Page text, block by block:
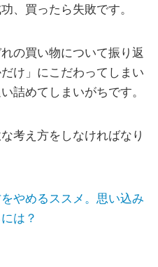
、買ったら失敗です。
の買い物について振り返
け」にこだわってしまい
詰めてしまいがちです。
考え方をしなければなり
やめるススメ。思い込み
は？